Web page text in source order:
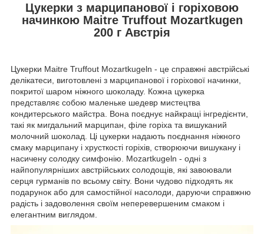
Цукерки з марципанової і горіховою
начинкою Maitre Truffout Mozartkugen
200 г Австрія
Цукерки Maitre Truffout Mozartkugeln - це справжні австрійські
делікатеси, виготовлені з марципанової і горіхової начинки,
покритої шаром ніжного шоколаду. Кожна цукерка
представляє собою маленьке шедевр мистецтва
кондитерського майстра. Вона поєднує найкращі інгредієнти,
такі як мигдальний марципан, філе горіха та вишуканий
молочний шоколад. Ці цукерки надають поєднання ніжного
смаку марципану і хрусткості горіхів, створюючи вишукану і
насичену солодку симфонію. Mozartkugeln - одні з
найпопулярніших австрійських солодощів, які завоювали
серця гурманів по всьому світу. Вони чудово підходять як
подарунок або для самостійної насолоди, даруючи справжню
радість і задоволення своїм неперевершеним смаком і
елегантним виглядом.